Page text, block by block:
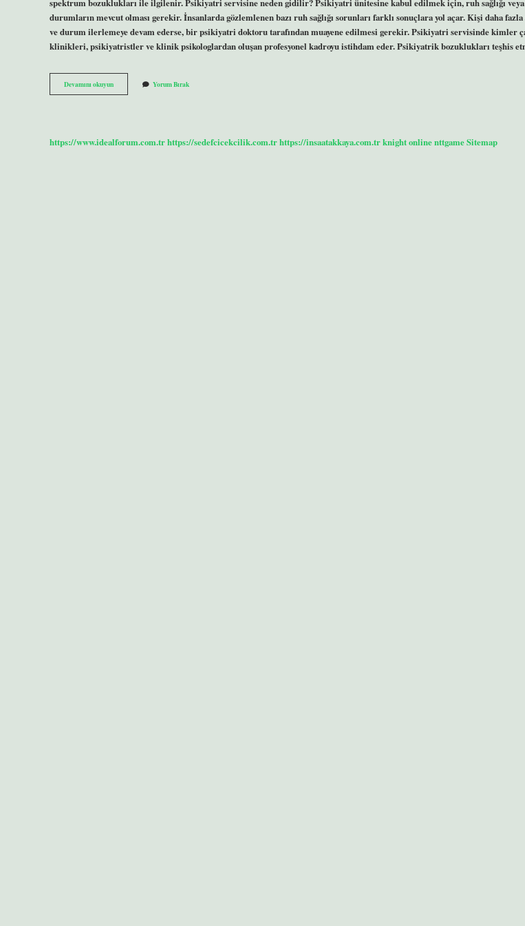
durumların mevcut olması gerekir. İnsanlarda gözlemlenen bazı ruh sağlığı sorunları farklı sonuçlara yol açar. Kişi daha
ve durum ilerlemeye devam ederse, bir psikiyatri doktoru tarafından muayene edilmesi gerekir. Psikiyatri servisinde kimler
klinikleri, psikiyatristler ve klinik psikologlardan oluşan profesyonel kadroyu istihdam eder. Psikiyatrik bozuklukları teşhis
Devamını okuyunPsikiyatri
Servisi
Yorum Bırak
https://www.idealforum.com.trhttps://sedefcicekcilik.com.trhttps://insaatakkaya.com.trknight onlinenttgameSitemap